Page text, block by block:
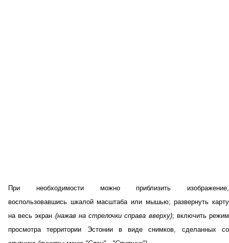
При необходимости можно приблизить изображение,
воспользовавшись шкалой масштаба или мышью; развернуть карту
на весь экран (нажав на стрелочки справа вверху); включить режим
просмотра территории Эстонии в виде снимков, сделанных со